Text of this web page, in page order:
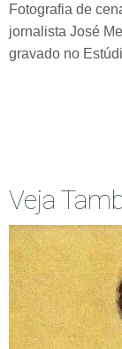
Fotografia de
jornalista José
gravado no
Veja